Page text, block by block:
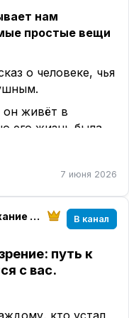
нам
простые вещи
о человеке, чья
он живёт в
его жизнь была
борьбу за
свою историю,
целей, а
из четырёх
на
7 июня 2026
МАХ Андрей Туманов дыхание по Бутейко К.П. В канал
путь к
с вас.
кто устал